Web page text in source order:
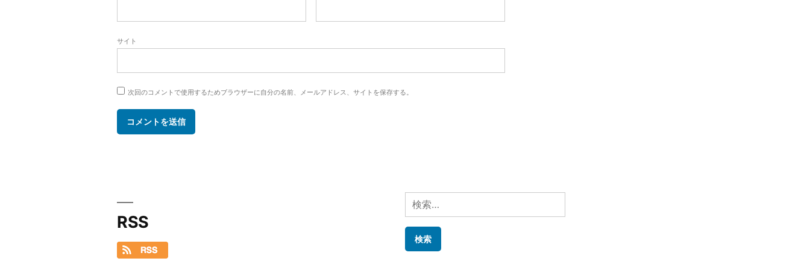
サイト
次回のコメントで使用するためブラウザーに自分の名前、メールアドレス、サイトを保存する。
RSS
検
索: